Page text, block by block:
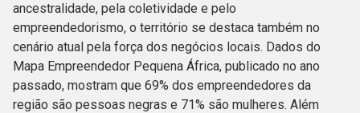
ancestralidade, pela coletividade e pelo
empreendedorismo, o território se destaca também no
cenário atual pela força dos negócios locais. Dados do
Mapa Empreendedor Pequena África, publicado no ano
passado, mostram que 69% dos empreendedores da
região são pessoas negras e 71% são mulheres. Além